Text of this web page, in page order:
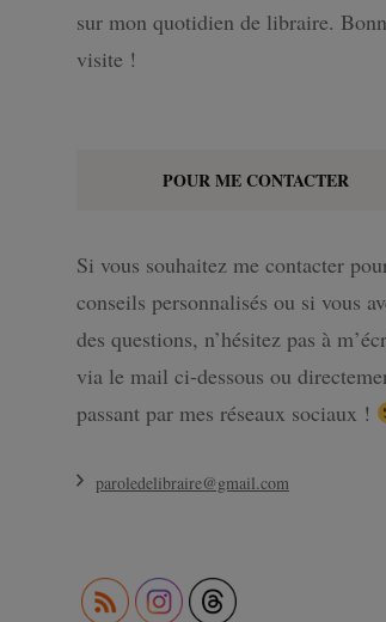
sur mon quotidien de libraire.
visite !
POUR ME CONTACTER
Si vous souhaitez me contacter
conseils personnalisés ou si vous
des questions, n’hésitez pas à
via le mail ci-dessous ou
passant par mes réseaux sociaux !
paroledelibraire@gmail.com